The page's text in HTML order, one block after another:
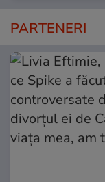
PARTENERI